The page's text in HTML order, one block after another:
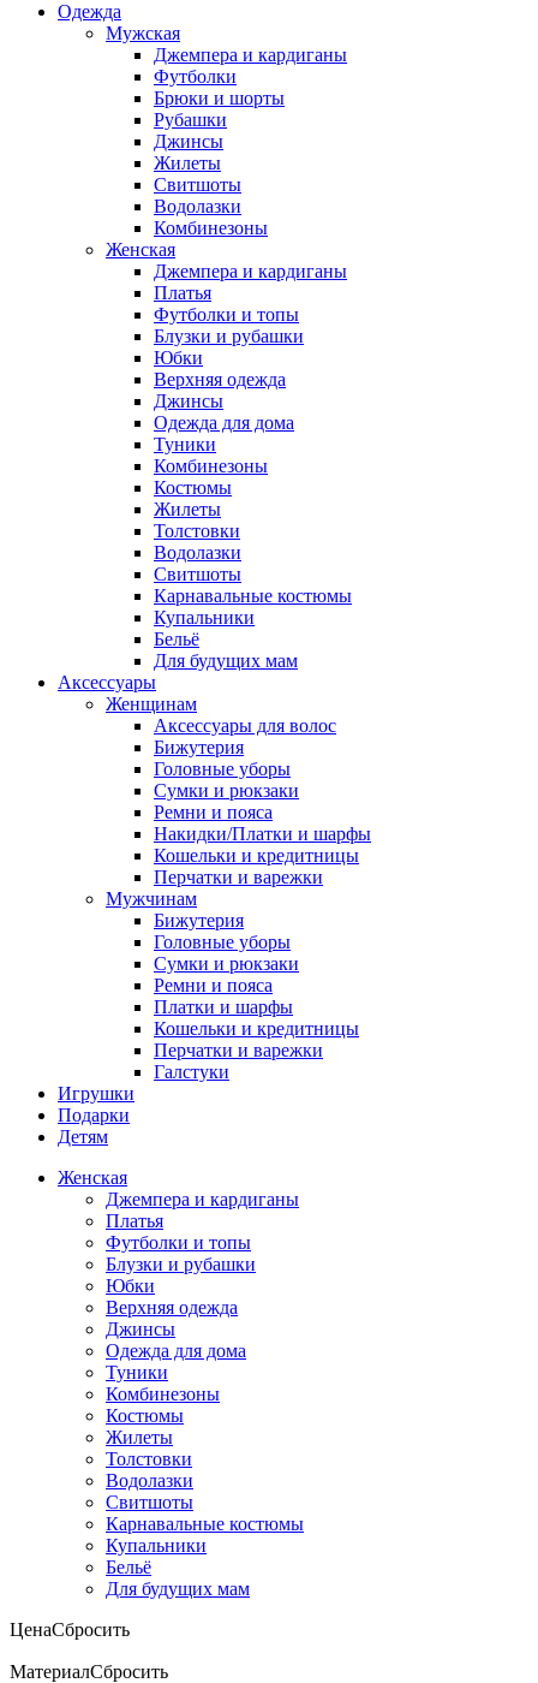
Одежда
Мужская
Джемпера и кардиганы
Футболки
Брюки и шорты
Рубашки
Джинсы
Жилеты
Свитшоты
Водолазки
Комбинезоны
Женская
Джемпера и кардиганы
Платья
Футболки и топы
Блузки и рубашки
Юбки
Верхняя одежда
Джинсы
Одежда для дома
Туники
Комбинезоны
Костюмы
Жилеты
Толстовки
Водолазки
Свитшоты
Карнавальные костюмы
Купальники
Бельё
Для будущих мам
Аксессуары
Женщинам
Аксессуары для волос
Бижутерия
Головные уборы
Сумки и рюкзаки
Ремни и пояса
Накидки/Платки и шарфы
Кошельки и кредитницы
Перчатки и варежки
Мужчинам
Бижутерия
Головные уборы
Сумки и рюкзаки
Ремни и пояса
Платки и шарфы
Кошельки и кредитницы
Перчатки и варежки
Галстуки
Игрушки
Подарки
Детям
Женская
Джемпера и кардиганы
Платья
Футболки и топы
Блузки и рубашки
Юбки
Верхняя одежда
Джинсы
Одежда для дома
Туники
Комбинезоны
Костюмы
Жилеты
Толстовки
Водолазки
Свитшоты
Карнавальные костюмы
Купальники
Бельё
Для будущих мам
ЦенаСбросить
МатериалСбросить